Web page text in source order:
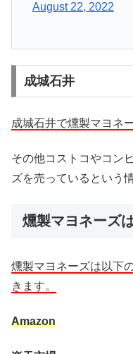
August 22, 2022
成城石井
成城石井で燻製マヨネ
その他コストコやコン
ズを売っているという
燻製マヨネーズ
燻製マヨネーズは以下
きます。
Amazon